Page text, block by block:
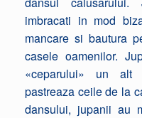
imbracati in mod
mancare si bautura
casele oamenilor.
«ceparului» un alt
pastreaza ceile de la
dansului, jupanii au